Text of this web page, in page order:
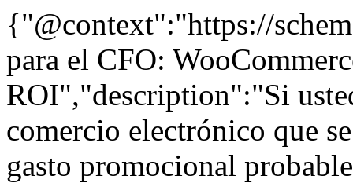
{"@context":"https://
para el CFO:
ROI","description":"Si
comercio electrónico que
gasto promocional